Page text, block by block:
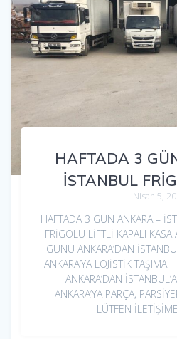
HAFTADA 3
İSTANBUL
Nisan 5,
HAFTADA 3 GÜN ANKARA –
FRİGOLU LİFTLİ KAPALI
GÜNÜ ANKARA’DAN
ANKARA’YA LOJİSTİK TAŞIMA
ANKARA’DAN
ANKARA’YA PARÇA,
LÜTFEN